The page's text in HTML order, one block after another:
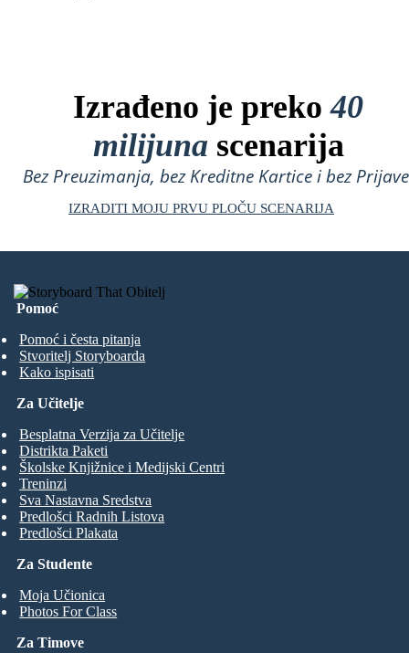
Izrađeno je preko40
milijuna scenarija
Bez Preuzimanja, bez Kreditne Kartice i bez
IZRADITI MOJU PRVU PLOČU SCENARIJA
Pomoć
Pomoć i česta pitanja
Stvoritelj Storyboarda
Kako ispisati
Za Studente
Moja Učionica
Photos For Class
Za Učitelje
Besplatna Verzija za Učitelje
Distrikta Paketi
Školske Knjižnice i Medijski Centri
Treninzi
Sva Nastavna Sredstva
Predlošci Radnih Listova
Predlošci Plakata
Za Timove